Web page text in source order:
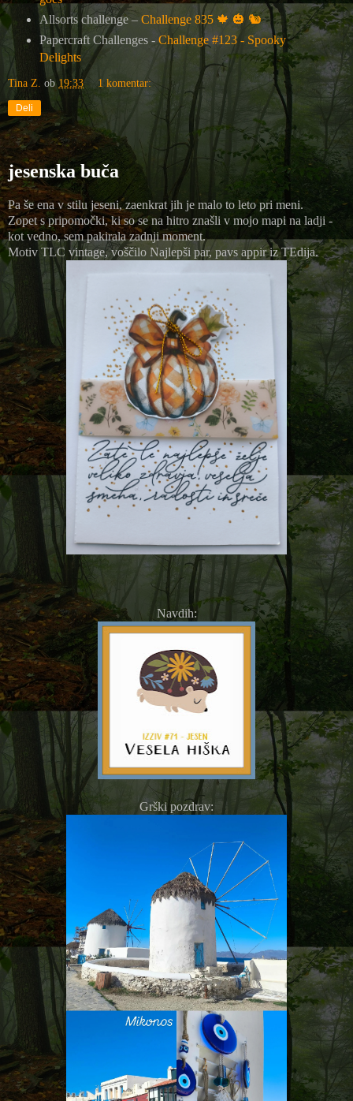
Allsorts challenge – Challenge 835 🍁 🎃 🐿️
Papercraft Challenges - Challenge #123 - Spooky
Delights
Tina Z. ob19:33 1 komentar:
Deli
jesenska buča
Pa še ena v stilu jeseni, zaenkrat jih je malo to leto pri meni.
Zopet s pripomočki, ki so se na hitro znašli v mojo mapi na ladji -
kot vedno, sem pakirala zadnji moment.
Motiv TLC vintage, voščilo Najlepši par, pavs appir iz TEdija.
Navdih:
Grški pozdrav: